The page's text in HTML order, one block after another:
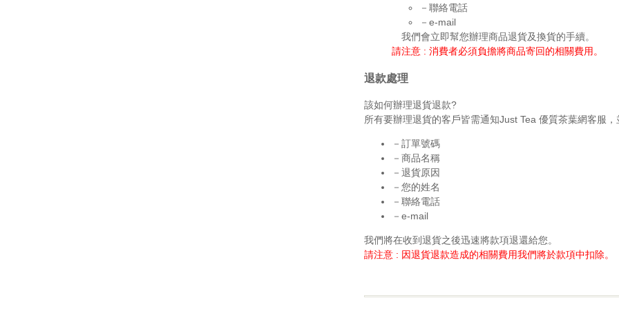
－聯絡電話
－e-mail
我們會立即幫您辦理商品退貨及換貨的手續。
請注意 : 消費者必須負擔將商品寄回的相關費用。
退款處理
該如何辦理退貨退款?
所有要辦理退貨的客戶皆需通知Just Tea 優質茶葉網客服，
－訂單號碼
－商品名稱
－退貨原因
－您的姓名
－聯絡電話
－e-mail
我們將在收到退貨之後迅速將款項退還給您。
請注意 : 因退貨退款造成的相關費用我們將於款項中扣除。